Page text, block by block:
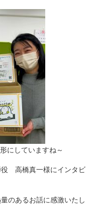
にしていますね～
高橋真一様にインタビ
のあるお話に感激いたし